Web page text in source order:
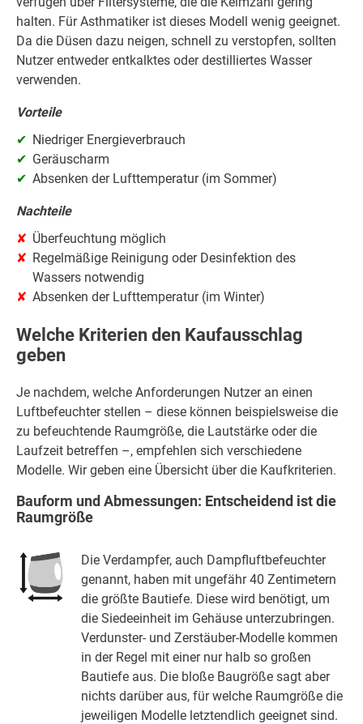
halten. Für Asthmatiker ist dieses Modell wenig geeignet.
Da die Düsen dazu neigen, schnell zu verstopfen, sollten
Nutzer entweder entkalktes oder destilliertes Wasser
verwenden.
Vorteile
Niedriger Energieverbrauch
Geräuscharm
Absenken der Lufttemperatur (im Sommer)
Nachteile
Überfeuchtung möglich
Regelmäßige Reinigung oder Desinfektion des
Wassers notwendig
Absenken der Lufttemperatur (im Winter)
Welche Kriterien den Kaufausschlag
geben
Je nachdem, welche Anforderungen Nutzer an einen
Luftbefeuchter stellen – diese können beispielsweise die
zu befeuchtende Raumgröße, die Lautstärke oder die
Laufzeit betreffen –, empfehlen sich verschiedene
Modelle. Wir geben eine Übersicht über die Kaufkriterien.
Bauform und Abmessungen: Entscheidend ist die
Raumgröße
Die Verdampfer, auch Dampfluftbefeuchter
genannt, haben mit ungefähr 40 Zentimetern
die größte Bautiefe. Diese wird benötigt, um
die Siedeeinheit im Gehäuse unterzubringen.
Verdunster- und Zerstäuber-Modelle kommen
in der Regel mit einer nur halb so großen
Bautiefe aus. Die bloße Baugröße sagt aber
nichts darüber aus, für welche Raumgröße die
jeweiligen Modelle letztendlich geeignet sind.